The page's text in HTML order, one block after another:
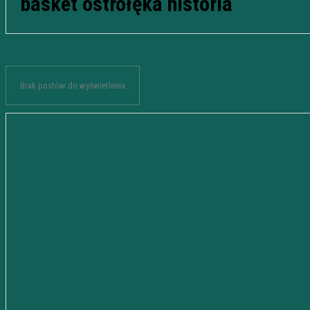
Brak postów do wyświetlenia